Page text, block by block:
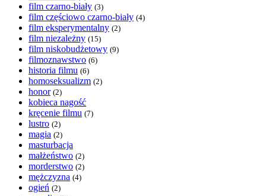
film czarno-biały (3)
film częściowo czarno-biały (4)
film eksperymentalny (2)
film niezależny (15)
film niskobudżetowy (9)
filmoznawstwo (6)
historia filmu (6)
homoseksualizm (2)
honor (2)
kobieca nagość
kręcenie filmu (7)
lustro (2)
magia (2)
masturbacja
małżeństwo (2)
morderstwo (2)
mężczyzna (4)
ogień (2)